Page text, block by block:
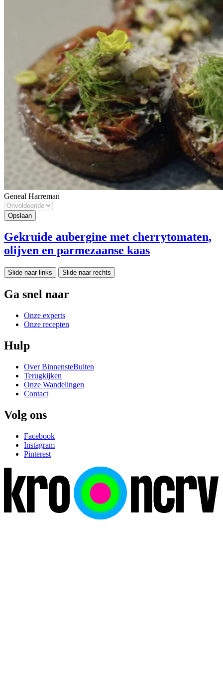
Geneal Harreman
Gekruide aubergine met cherrytomaten,
olijven en parmezaanse kaas
Slide naar links Slide naar rechts
Ga snel naar
Onze experts
Onze recepten
Hulp
Over BinnensteBuiten
Terugkijken
Onze Wandelingen
Contact
Volg ons
Facebook
Instagram
Pinterest